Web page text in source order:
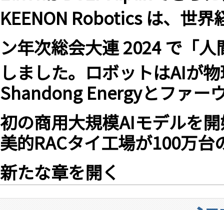
KEENON Robotics は、世
ン年次総会大連 2024 で「
しました。ロボットはAIが
Shandong Energyとファー
初の商用大規模AIモデルを開
美的RACタイ工場が100万
新たな章を開く